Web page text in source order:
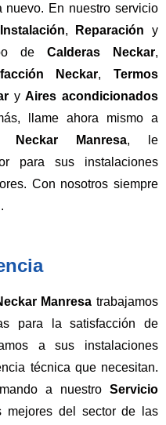
En nuestro servicio
Instalación, Reparación y
de Calderas Neckar,
Neckar, Termos
yAires acondicionados
llame ahora mismo a
Neckar Manresa, le
para sus instalaciones
Con nosotros siempre
Manresa trabajamos
para la satisfacción de
a sus instalaciones
técnica que necesitan.
a nuestro Servicio
mejores del sector de las